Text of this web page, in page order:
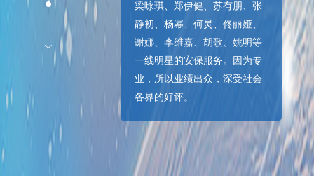
梁咏琪、郑伊健、苏有朋、张
静初、杨幂、何炅、佟丽娅、
谢娜、李维嘉、胡歌、姚明等
一线明星的安保服务。因为专
业，所以业绩出众，深受社会
各界的好评。